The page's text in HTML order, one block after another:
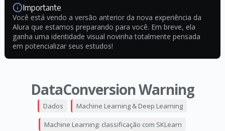
Importante
Você está vendo a versão anterior da nova experiência da
Alura que estamos preparando para você. Em breve, ela
ganha uma identidade visual novinha totalmente pensada
em potencializar seus estudos!
DataConversion Warning
Dados Machine Learning & Deep Learning
Machine Learning: classificação com SKLearn